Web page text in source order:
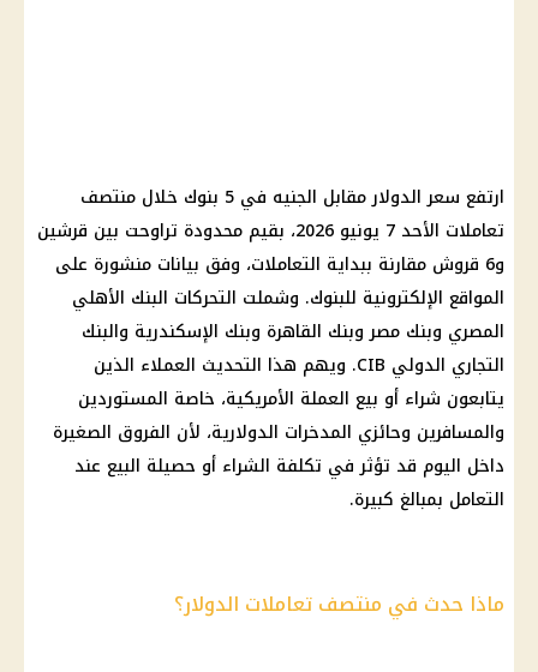
ارتفع سعر الدولار مقابل الجنيه في 5 بنوك خلال منتصف
تعاملات الأحد 7 يونيو 2026، بقيم محدودة تراوحت بين قرشين
و6 قروش مقارنة ببداية التعاملات، وفق بيانات منشورة على
المواقع الإلكترونية للبنوك. وشملت التحركات البنك الأهلي
المصري وبنك مصر وبنك القاهرة وبنك الإسكندرية والبنك
التجاري الدولي CIB. ويهم هذا التحديث العملاء الذين
يتابعون شراء أو بيع العملة الأمريكية، خاصة المستوردين
والمسافرين وحائزي المدخرات الدولارية، لأن الفروق الصغيرة
داخل اليوم قد تؤثر في تكلفة الشراء أو حصيلة البيع عند
التعامل بمبالغ كبيرة.
ماذا حدث في منتصف تعاملات الدولار؟